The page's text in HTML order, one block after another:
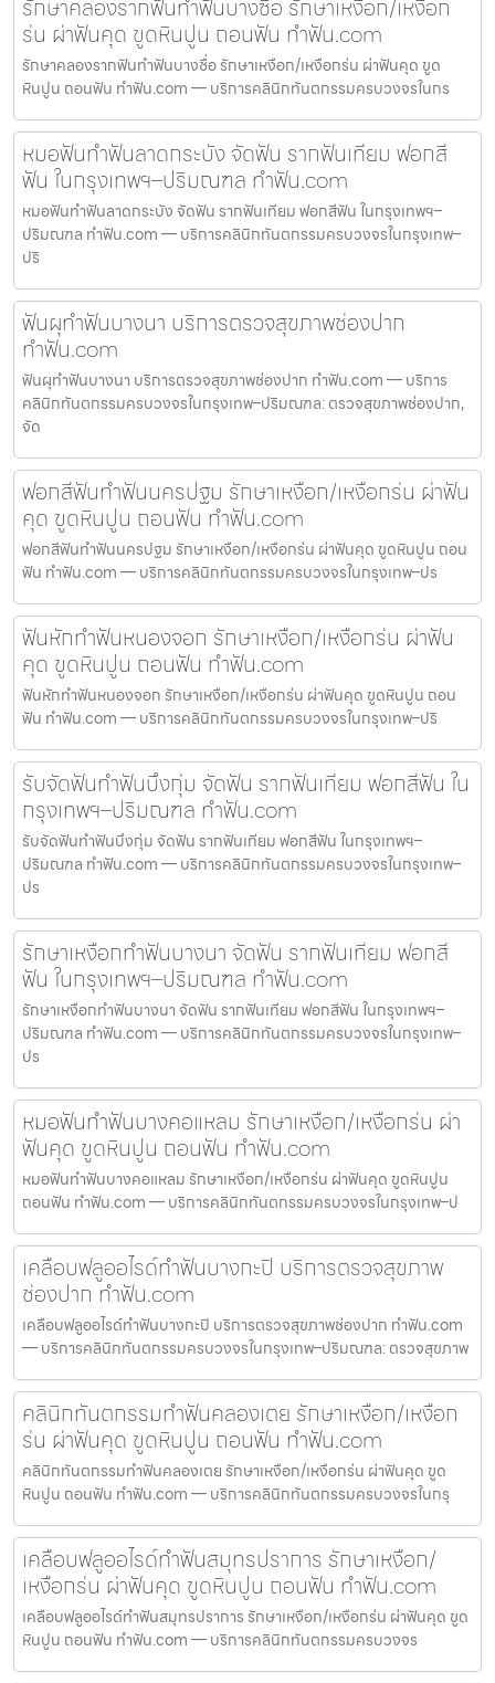
รักษาคลองรากฟันทำฟันบางซื่อ รักษาเหงือก/เหงือก
ร่น ผ่าฟันคุด ขูดหินปูน ถอนฟัน ทำฟัน.com
รักษาคลองรากฟันทำฟันบางซื่อ รักษาเหงือก/เหงือกร่น ผ่าฟันคุด ขูด
หินปูน ถอนฟัน ทำฟัน.com — บริการคลินิกทันตกรรมครบวงจรในกร
หมอฟันทำฟันลาดกระบัง จัดฟัน รากฟันเทียม ฟอกสี
ฟัน ในกรุงเทพฯ–ปริมณฑล ทำฟัน.com
หมอฟันทำฟันลาดกระบัง จัดฟัน รากฟันเทียม ฟอกสีฟัน ในกรุงเทพฯ–
ปริมณฑล ทำฟัน.com — บริการคลินิกทันตกรรมครบวงจรในกรุงเทพ–
ปริ
ฟันผุทำฟันบางนา บริการตรวจสุขภาพช่องปาก
ทำฟัน.com
ฟันผุทำฟันบางนา บริการตรวจสุขภาพช่องปาก ทำฟัน.com — บริการ
คลินิกทันตกรรมครบวงจรในกรุงเทพ–ปริมณฑล: ตรวจสุขภาพช่องปาก,
จัด
ฟอกสีฟันทำฟันนครปฐม รักษาเหงือก/เหงือกร่น ผ่าฟัน
คุด ขูดหินปูน ถอนฟัน ทำฟัน.com
ฟอกสีฟันทำฟันนครปฐม รักษาเหงือก/เหงือกร่น ผ่าฟันคุด ขูดหินปูน ถอน
ฟัน ทำฟัน.com — บริการคลินิกทันตกรรมครบวงจรในกรุงเทพ–ปร
ฟันหักทำฟันหนองจอก รักษาเหงือก/เหงือกร่น ผ่าฟัน
คุด ขูดหินปูน ถอนฟัน ทำฟัน.com
ฟันหักทำฟันหนองจอก รักษาเหงือก/เหงือกร่น ผ่าฟันคุด ขูดหินปูน ถอน
ฟัน ทำฟัน.com — บริการคลินิกทันตกรรมครบวงจรในกรุงเทพ–ปริ
รับจัดฟันทำฟันบึงกุ่ม จัดฟัน รากฟันเทียม ฟอกสีฟัน ใน
กรุงเทพฯ–ปริมณฑล ทำฟัน.com
รับจัดฟันทำฟันบึงกุ่ม จัดฟัน รากฟันเทียม ฟอกสีฟัน ในกรุงเทพฯ–
ปริมณฑล ทำฟัน.com — บริการคลินิกทันตกรรมครบวงจรในกรุงเทพ–
ปร
รักษาเหงือกทำฟันบางนา จัดฟัน รากฟันเทียม ฟอกสี
ฟัน ในกรุงเทพฯ–ปริมณฑล ทำฟัน.com
รักษาเหงือกทำฟันบางนา จัดฟัน รากฟันเทียม ฟอกสีฟัน ในกรุงเทพฯ–
ปริมณฑล ทำฟัน.com — บริการคลินิกทันตกรรมครบวงจรในกรุงเทพ–
ปร
หมอฟันทำฟันบางคอแหลม รักษาเหงือก/เหงือกร่น ผ่า
ฟันคุด ขูดหินปูน ถอนฟัน ทำฟัน.com
หมอฟันทำฟันบางคอแหลม รักษาเหงือก/เหงือกร่น ผ่าฟันคุด ขูดหินปูน
ถอนฟัน ทำฟัน.com — บริการคลินิกทันตกรรมครบวงจรในกรุงเทพ–ป
เคลือบฟลูออไรด์ทำฟันบางกะปิ บริการตรวจสุขภาพ
ช่องปาก ทำฟัน.com
เคลือบฟลูออไรด์ทำฟันบางกะปิ บริการตรวจสุขภาพช่องปาก ทำฟัน.com
— บริการคลินิกทันตกรรมครบวงจรในกรุงเทพ–ปริมณฑล: ตรวจสุขภาพ
คลินิกทันตกรรมทำฟันคลองเตย รักษาเหงือก/เหงือก
ร่น ผ่าฟันคุด ขูดหินปูน ถอนฟัน ทำฟัน.com
คลินิกทันตกรรมทำฟันคลองเตย รักษาเหงือก/เหงือกร่น ผ่าฟันคุด ขูด
หินปูน ถอนฟัน ทำฟัน.com — บริการคลินิกทันตกรรมครบวงจรในกรุ
เคลือบฟลูออไรด์ทำฟันสมุทรปราการ รักษาเหงือก/
เหงือกร่น ผ่าฟันคุด ขูดหินปูน ถอนฟัน ทำฟัน.com
เคลือบฟลูออไรด์ทำฟันสมุทรปราการ รักษาเหงือก/เหงือกร่น ผ่าฟันคุด ขูด
หินปูน ถอนฟัน ทำฟัน.com — บริการคลินิกทันตกรรมครบวงจร